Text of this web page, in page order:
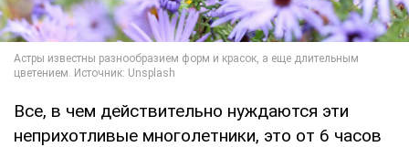
Все, в чем действительно нуждаются эти
неприхотливые многолетники, это от 6 часов